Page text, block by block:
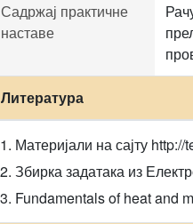
Садржај практичне
наставе
Литература
Материјали на сајту
Збирка задатака из
Fundamentals of heat and